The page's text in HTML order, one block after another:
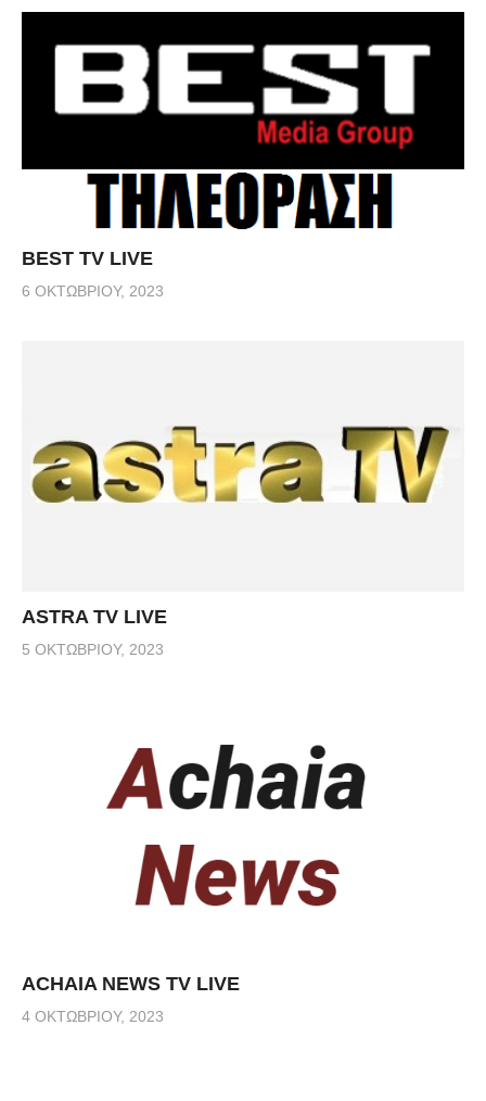
BEST TV LIVE
6 ΟΚΤΩΒΡΊΟΥ, 2023
ASTRA TV LIVE
5 ΟΚΤΩΒΡΊΟΥ, 2023
ACHAIA NEWS TV LIVE
4 ΟΚΤΩΒΡΊΟΥ, 2023